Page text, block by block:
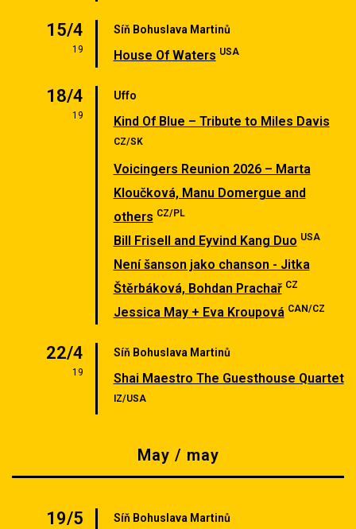
15/4
19
Síň Bohuslava Martinů
House Of Waters USA
18/4
19
Uffo
Kind Of Blue – Tribute to Miles Davis
CZ/SK
Voicingers Reunion 2026 – Marta
Kloučková, Manu Domergue and
others CZ/PL
Bill Frisell and Eyvind Kang Duo USA
Není šanson jako chanson - Jitka
Štěrbáková, Bohdan Prachař CZ
Jessica May + Eva Kroupová CAN/CZ
22/4
19
Síň Bohuslava Martinů
Shai Maestro The Guesthouse Quartet
IZ/USA
May / may
19/5 Síň Bohuslava Martinů